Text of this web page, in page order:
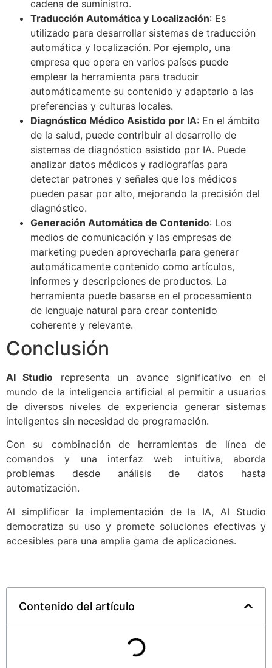
cadena de suministro.
Traducción Automática y Localización: Es
utilizado para desarrollar sistemas de traducción
automática y localización. Por ejemplo, una
empresa que opera en varios países puede
emplear la herramienta para traducir
automáticamente su contenido y adaptarlo a las
preferencias y culturas locales.
Diagnóstico Médico Asistido por IA: En el ámbito
de la salud, puede contribuir al desarrollo de
sistemas de diagnóstico asistido por IA. Puede
analizar datos médicos y radiografías para
detectar patrones y señales que los médicos
pueden pasar por alto, mejorando la precisión del
diagnóstico.
Generación Automática de Contenido: Los
medios de comunicación y las empresas de
marketing pueden aprovecharla para generar
automáticamente contenido como artículos,
informes y descripciones de productos. La
herramienta puede basarse en el procesamiento
de lenguaje natural para crear contenido
coherente y relevante.
Conclusión
AI Studio representa un avance significativo en el
mundo de la inteligencia artificial al permitir a usuarios
de diversos niveles de experiencia generar sistemas
inteligentes sin necesidad de programación.
Con su combinación de herramientas de línea de
comandos y una interfaz web intuitiva, aborda
problemas desde análisis de datos hasta
automatización.
Al simplificar la implementación de la IA, AI Studio
democratiza su uso y promete soluciones efectivas y
accesibles para una amplia gama de aplicaciones.
Contenido del artículo